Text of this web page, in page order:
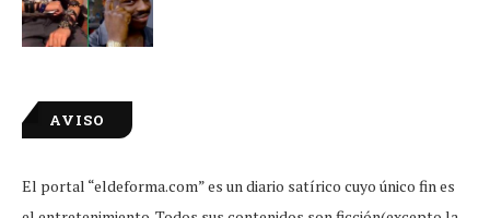
AVISO
El portal “eldeforma.com” es un diario satírico cuyo único fin es